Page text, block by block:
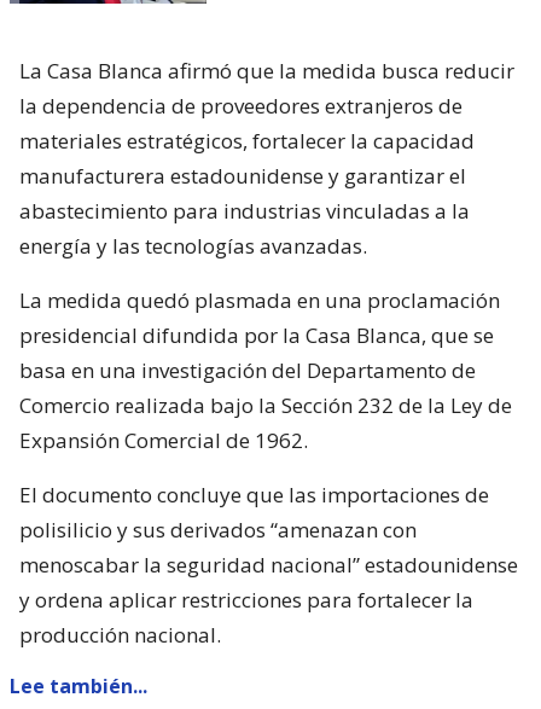
La Casa Blanca afirmó que la medida busca reducir
la dependencia de proveedores extranjeros de
materiales estratégicos, fortalecer la capacidad
manufacturera estadounidense y garantizar el
abastecimiento para industrias vinculadas a la
energía y las tecnologías avanzadas.
La medida quedó plasmada en una proclamación
presidencial difundida por la Casa Blanca, que se
basa en una investigación del Departamento de
Comercio realizada bajo la Sección 232 de la Ley de
Expansión Comercial de 1962.
El documento concluye que las importaciones de
polisilicio y sus derivados “amenazan con
menoscabar la seguridad nacional” estadounidense
y ordena aplicar restricciones para fortalecer la
producción nacional.
Lee también...